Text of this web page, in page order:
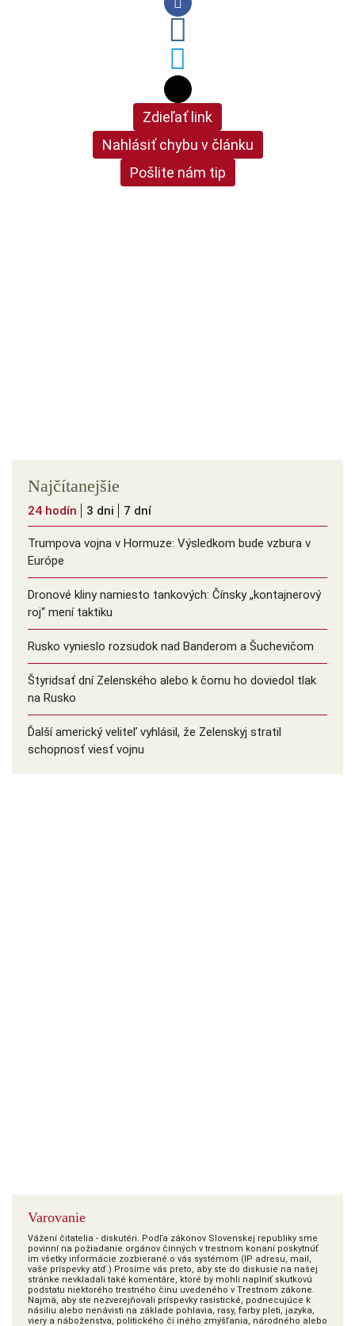
Zdieľať link
Nahlásiť chybu v článku
Pošlite nám tip
Najčítanejšie
24 hodín 3 dni 7 dní
Trumpova vojna v Hormuze: Výsledkom bude vzbura v
Európe
Dronové kliny namiesto tankových: Čínsky ️„kontajnerový
roj“ mení taktiku
Rusko vynieslo rozsudok nad Banderom a Šuchevičom
Štyridsať dní Zelenského alebo k čomu ho doviedol tlak
na Rusko
Ďalší americký veliteľ vyhlásil, že Zelenskyj stratil
schopnosť viesť vojnu
Varovanie
Vážení čitatelia - diskutéri. Podľa zákonov Slovenskej republiky sme
povinní na požiadanie orgánov činných v trestnom konaní poskytnúť
im všetky informácie zozbierané o vás systémom (IP adresu, mail,
vaše príspevky atď.) Prosíme vás preto, aby ste do diskusie na našej
stránke nevkladali také komentáre, ktoré by mohli naplniť skutkovú
podstatu niektorého trestného činu uvedeného v Trestnom zákone.
Najmä, aby ste nezverejňovali príspevky rasistické, podnecujúce k
násiliu alebo nenávisti na základe pohlavia, rasy, farby pleti, jazyka,
viery a náboženstva, politického či iného zmýšľania, národného alebo